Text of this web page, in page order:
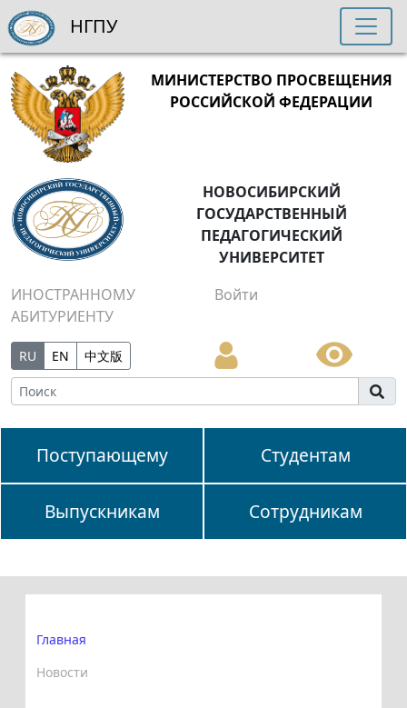
МИНИСТЕРСТВО ПРОСВЕЩЕНИЯ
РОССИЙСКОЙ ФЕДЕРАЦИИ
НОВОСИБИРСКИЙ
ГОСУДАРСТВЕННЫЙ
ПЕДАГОГИЧЕСКИЙ
УНИВЕРСИТЕТ
ИНОСТРАННОМУ
АБИТУРИЕНТУ
Войти
RU EN 中文版
Поступающему Студентам
Выпускникам Сотрудникам
НГПУ
Главная
Новости